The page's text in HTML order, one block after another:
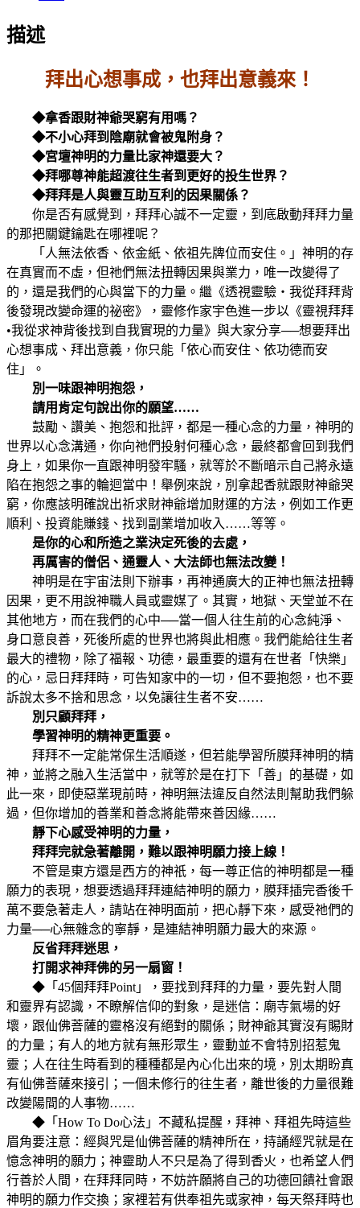
描述
拜出心想事成，也拜出意義來！
◆拿香跟財神爺哭窮有用嗎？
◆不小心拜到陰廟就會被鬼附身？
◆宮壇神明的力量比家神還要大？
◆拜哪尊神能超渡往生者到更好的投生世界？
◆拜拜是人與靈互助互利的因果關係？
你是否有感覺到，拜拜心誠不一定靈，到底啟動拜拜力量
的那把關鍵鑰匙在哪裡呢？
「人無法依香、依金紙、依祖先牌位而安住。」神明的存
在真實而不虛，但祂們無法扭轉因果與業力，唯一改變得了
的，還是我們的心與當下的力量。繼《透視靈驗‧我從拜拜背
後發現改變命運的祕密》，靈修作家宇色進一步以《靈視拜拜
•我從求神背後找到自我實現的力量》與大家分享──想要拜出
心想事成、拜出意義，你只能「依心而安住、依功德而安
住」。
別一味跟神明抱怨，
請用肯定句說出你的願望……
鼓勵、讚美、抱怨和批評，都是一種心念的力量，神明的
世界以心念溝通，你向祂們投射何種心念，最終都會回到我們
身上，如果你一直跟神明發牢騷，就等於不斷暗示自己將永遠
陷在抱怨之事的輪迴當中！舉例來說，別拿起香就跟財神爺哭
窮，你應該明確說出祈求財神爺增加財運的方法，例如工作更
順利、投資能賺錢、找到副業增加收入……等等。
是你的心和所造之業決定死後的去處，
再厲害的僧侶、通靈人、大法師也無法改變！
神明是在宇宙法則下辦事，再神通廣大的正神也無法扭轉
因果，更不用說神職人員或靈媒了。其實，地獄、天堂並不在
其他地方，而在我們的心中──當一個人往生前的心念純淨、
身口意良善，死後所處的世界也將與此相應。我們能給往生者
最大的禮物，除了福報、功德，最重要的還有在世者「快樂」
的心，忌日拜拜時，可告知家中的一切，但不要抱怨，也不要
訴說太多不捨和思念，以免讓往生者不安……
別只顧拜拜，
學習神明的精神更重要。
拜拜不一定能常保生活順遂，但若能學習所膜拜神明的精
神，並將之融入生活當中，就等於是在打下「善」的基礎，如
此一來，即使惡業現前時，神明無法違反自然法則幫助我們躲
過，但你增加的善業和善念將能帶來善因緣……
靜下心感受神明的力量，
拜拜完就急著離開，難以跟神明願力接上線！
不管是東方還是西方的神祇，每一尊正信的神明都是一種
願力的表現，想要透過拜拜連結神明的願力，膜拜插完香後千
萬不要急著走人，請站在神明面前，把心靜下來，感受祂們的
力量──心無雜念的寧靜，是連結神明願力最大的來源。
反省拜拜迷思，
打開求神拜佛的另一扇窗！
◆「45個拜拜Point」，要找到拜拜的力量，要先對人間
和靈界有認識，不瞭解信仰的對象，是迷信：廟寺氣場的好
壞，跟仙佛菩薩的靈格沒有絕對的關係；財神爺其實沒有賜財
的力量；有人的地方就有無形眾生，靈動並不會特別招惹鬼
靈；人在往生時看到的種種都是內心化出來的境，別太期盼真
有仙佛菩薩來接引；一個未修行的往生者，離世後的力量很難
改變陽間的人事物……
◆「How To Do心法」不藏私提醒，拜神、拜祖先時這些
眉角要注意：經與咒是仙佛菩薩的精神所在，持誦經咒就是在
憶念神明的願力；神靈助人不只是為了得到香火，也希望人們
行善於人間，在拜拜同時，不妨許願將自己的功德回饋社會跟
神明的願力作交換；家裡若有供奉祖先或家神，每天祭拜時也